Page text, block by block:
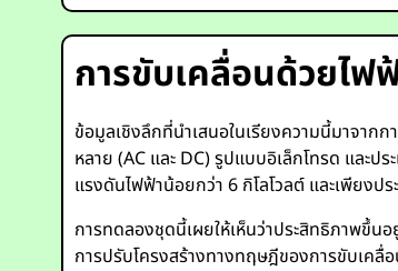
การขับเคลื่อนด้วยไฟ
ข้อมูลเชิงลึกที่นำเสนอในเรียงความนี้มาจาก
หลาย (AC และ DC) รูปแบบอิเล็กโทรด และ
แรงดันไฟฟ้าน้อยกว่า 6 กิโลโวลต์ และเพียงป
การทดลองชุดนี้เผยให้เห็นว่าประสิทธิภาพขึ้น
การปรับโครงสร้างทางทฤษฎีของการขับเค